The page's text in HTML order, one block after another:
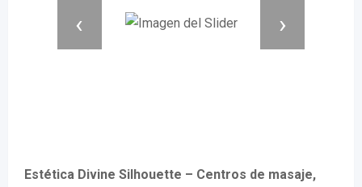
‹ ›
Estética Divine Silhouette – Centros de masaje,